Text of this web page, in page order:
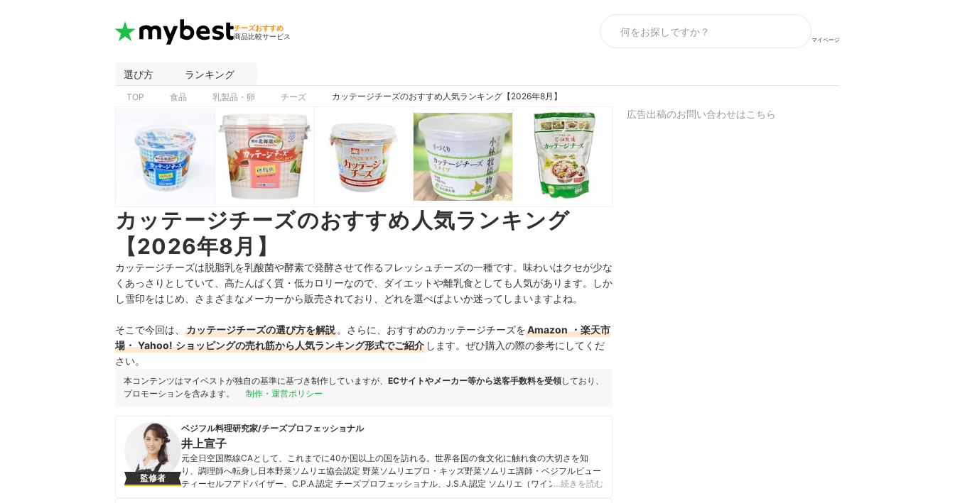
チーズおすすめ
商品比較サービス
マイページ
選び方 ランキング
TOP 食品 乳製品・卵 チーズ カッテージチーズのおすすめ人気ランキング【2026年8月】
カッテージチーズのおすすめ人気ランキング
【2026年8月】
カッテージチーズは脱脂乳を乳酸菌や酵素で発酵させて作るフレッシュチーズの一種です。味わいはクセが少な
くあっさりとしていて
高たんぱく質・低カロリーなので、ダイエットや離乳食としても人気があります。しか
し雪印をはじめ、さまざまなメーカーから販売されており、どれを選べばよいか迷ってしまいますよね。
そこで今回は、 カッテージチーズの選び方を解説 。さらに、おすすめのカッテージチーズをAmazon ・楽天市
場・ Yahoo! ショッピングの売れ筋から人気ランキング形式でご紹介 します。ぜひ購入の際の参考にしてくだ
さい。
本コンテンツはマイベストが独自の基準に基づき制作していますが、 ECサイトやメーカー等から送客手数料を受領しており、
プロモーションを含みます。
制作・運営ポリシー
監修者
ベジフル料理研究家/チーズプロフェッショナル
井上宣子
元全日空国際線CAとして、これまでに40か国以上の国を訪れる。世界各国の食文化に触れ食の大切さを知
り、調理師へ転身し日本野菜ソムリエ協会認定 野菜ソムリエプロ・キッズ野菜ソムリエ講師・ベジフルビュー
ティーセルフアドバイザー、C.P.A.認定 チーズプロフェッショナル、J.S.A.認定 ソムリエ（ワイン）、厚生労
…続きを読む
広告出稿のお問い合わせはこちら